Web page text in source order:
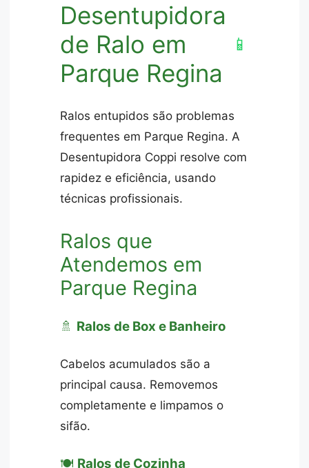
Desentupidora
de Ralo em
Parque Regina
📱
Ralos entupidos são problemas
frequentes em Parque Regina. A
Desentupidora Coppi resolve com
rapidez e eficiência, usando
técnicas profissionais.
Ralos que
Atendemos em
Parque Regina
🚿 Ralos de Box e Banheiro
Cabelos acumulados são a
principal causa. Removemos
completamente e limpamos o
sifão.
🍽️ Ralos de Cozinha